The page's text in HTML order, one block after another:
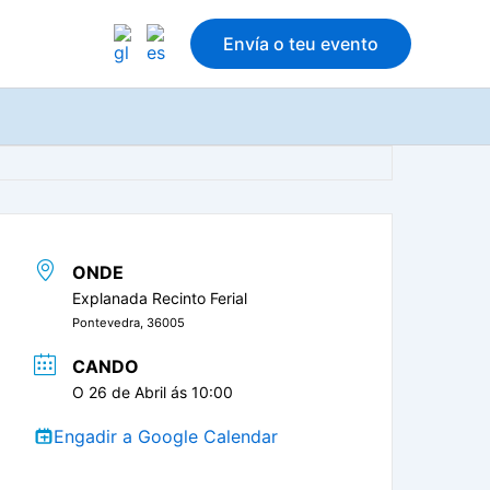
Envía o teu evento
ONDE
Explanada Recinto Ferial
Pontevedra, 36005
CANDO
O 26 de Abril ás 10:00
Engadir a Google Calendar